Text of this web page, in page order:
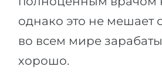
однако это не мешает
во всем мире
хорошо.